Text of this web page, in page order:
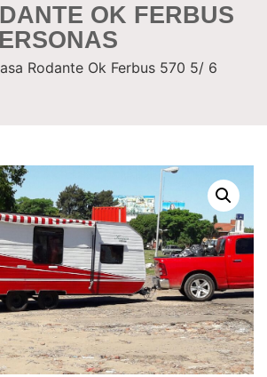
OK FERBUS
Rodante Ok Ferbus 570 5/ 6